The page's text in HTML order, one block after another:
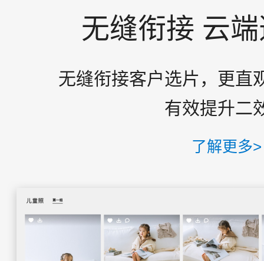
无缝衔接 云
无缝衔接客户选片，更直
有效提升二
了解更多>